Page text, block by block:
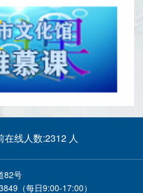
线人数:2312 人
82号
（每日9:00-17:00）